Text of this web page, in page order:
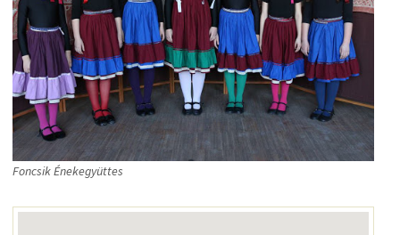
Foncsik Énekegyüttes